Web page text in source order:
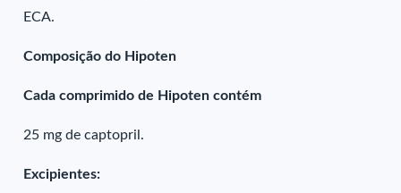
ECA.
Composição do Hipoten
Cada comprimido de Hipoten contém
25 mg de captopril.
Excipientes: